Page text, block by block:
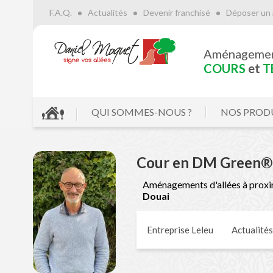
F.A.Q. Actualités Devenir franchisé Déposer un
COURS et
QUI SOMMES-NOUS ? NOS
Cour en DM
Aménagements d'allées à
Douai
Entreprise Leleu Actualités